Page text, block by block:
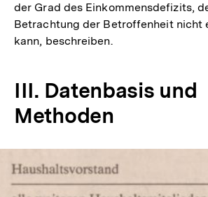
der Grad des Einkommensdefizits,
Betrachtung der Betroffenheit nicht
kann, beschreiben.
III. Datenbasis und
Methoden